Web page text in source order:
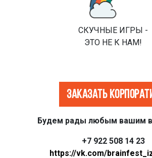
СКУЧНЫЕ ИГРЫ -
ЭТО НЕ К НАМ!
Заказать
Будем рады любым вашим
+7 922 508 14 23
https://vk.com/